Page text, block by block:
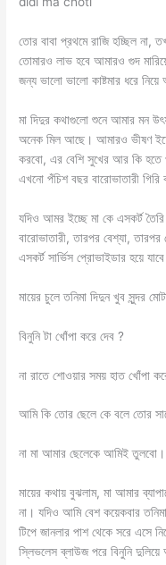
তোর বাবা প্রথমে রাজি হচ্ছিল না,
তোমারও লাভ হবে আমারও গুদ
জন্য ভালো ভালো কাষ্টমার ধরে
মা দিদুর কথাগুলো শুনে আমার মন
অনেক মিল‌ আছে। আমারও ভীষণ
করবো, এর বেশি সুখের আর কি হতে
এখনো পঁচিশ বছর বারোভাতারী গিরি
যদিও আমর ইচ্ছে মা কে এসকর্ট
বারোভাতারী, তারপর বেশ্যা, তারপর
এসকর্ট সার্ভিস প্রোভাইডার হয়ে
মায়ের চুলে তনিমা দিদুন খুব সুন্দর
বিনুনি টা খোঁপা করে দেব ?
না রাতে শোওয়ার সময় হাত খোঁপা
আমি কি তোর ছেলে কে বলে তোর
না মা আমার ছেলেকে আমিই
মায়ের কথায় বুঝলাম, মা আমার
না। যদিও আমি বেশ কয়েকবার
টিপে জানলার পাশ থেকে সরে এসে
স্লিভলেস ব্লাউজ পরে বিনুনি